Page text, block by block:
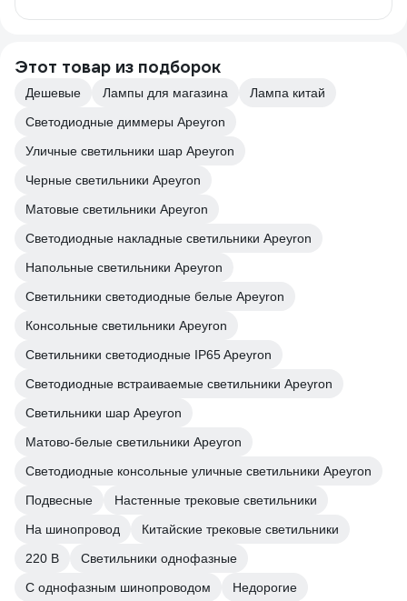
Этот товар из подборок
Дешевые Лампы для магазина
Лампа китай
Светодиодные диммеры Apeyron
Уличные светильники шар Apeyron
Черные светильники Apeyron
Матовые светильники Apeyron
Светодиодные накладные светильники Apeyron
Напольные светильники Apeyron
Светильники светодиодные белые Apeyron
Консольные светильники Apeyron
Светильники светодиодные IP65 Apeyron
Светодиодные встраиваемые светильники Apeyron
Светильники шар Apeyron
Матово-белые светильники Apeyron
Светодиодные консольные уличные светильники Apeyron
Подвесные
Настенные трековые светильники
На шинопровод
Китайские трековые светильники
220 В
Светильники однофазные
С однофазным шинопроводом
Недорогие